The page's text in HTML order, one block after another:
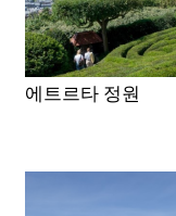
에트르타 정원